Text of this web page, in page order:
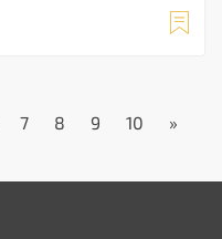

7 8 9 10 »